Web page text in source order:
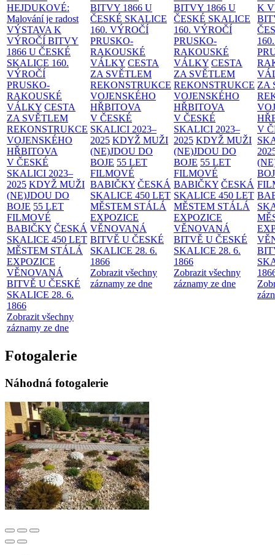
HEJDUKOVÉ:
Malování je radost
VÝSTAVA K
VÝROČÍ BITVY
1866 U ČESKÉ
SKALICE 160.
VÝROČÍ
PRUSKO-
RAKOUSKÉ
VÁLKY CESTA
ZA SVĚTLEM
REKONSTRUKCE
VOJENSKÉHO
HŘBITOVA
V ČESKÉ
SKALICI 2023–
2025 KDYŽ MUŽI
(NE)JDOU DO
BOJE 55 LET
FILMOVÉ
BABIČKY ČESKÁ
SKALICE 450 LET
MĚSTEM STÁLÁ
EXPOZICE
VĚNOVANÁ
BITVĚ U ČESKÉ
SKALICE 28. 6.
1866
Zobrazit všechny
záznamy ze dne
BITVY 1866 U
ČESKÉ SKALICE
160. VÝROČÍ
PRUSKO-
RAKOUSKÉ
VÁLKY CESTA
ZA SVĚTLEM
REKONSTRUKCE
VOJENSKÉHO
HŘBITOVA
V ČESKÉ
SKALICI 2023–
2025 KDYŽ MUŽI
(NE)JDOU DO
BOJE 55 LET
FILMOVÉ
BABIČKY ČESKÁ
SKALICE 450 LET
MĚSTEM STÁLÁ
EXPOZICE
VĚNOVANÁ
BITVĚ U ČESKÉ
SKALICE 28. 6.
1866
Zobrazit všechny
záznamy ze dne
BITVY 1866 U
ČESKÉ SKALICE
160. VÝROČÍ
PRUSKO-
RAKOUSKÉ
VÁLKY CESTA
ZA SVĚTLEM
REKONSTRUKCE
VOJENSKÉHO
HŘBITOVA
V ČESKÉ
SKALICI 2023–
2025 KDYŽ MUŽI
(NE)JDOU DO
BOJE 55 LET
FILMOVÉ
BABIČKY ČESKÁ
SKALICE 450 LET
MĚSTEM STÁLÁ
EXPOZICE
VĚNOVANÁ
BITVĚ U ČESKÉ
SKALICE 28. 6.
1866
Zobrazit všechny
záznamy ze dne
K
ZA
V
Fotogalerie
Náhodná fotogalerie